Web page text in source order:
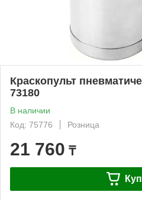
Краскопульт
73180
В наличии
Код: 75776
Розница
21 760 ₸